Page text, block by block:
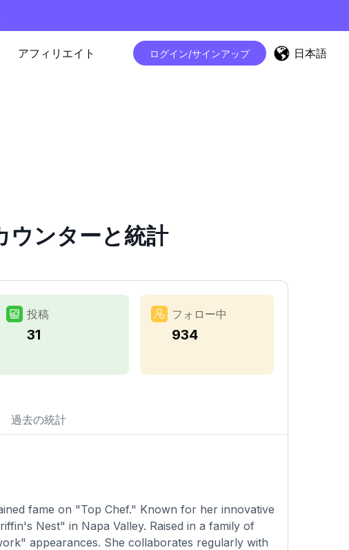
アフィリエイト ログイン/サインアップ 日本語
ンターと統計
投稿
31
フォロー中
934
過去の統計
fame on "Top Chef." Known for her innovative
Nest" in Napa Valley. Raised in a family of
appearances. She collaborates regularly with